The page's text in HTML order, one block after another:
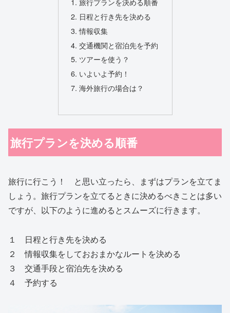
日程と行き先を決める
情報収集
交通機関と宿泊先を予約
ツアーを使う？
いよいよ予約！
海外旅行の場合は？
旅行プランを決める順番
旅行に行こう！ と思い立ったら、まずはプランを立てま
しょう。旅行プランを立てるときに決めるべきことは多い
ですが、以下のように進めるとスムーズに行きます。
１ 日程と行き先を決める
２ 情報収集をしておおまかなルートを決める
３ 交通手段と宿泊先を決める
４ 予約する